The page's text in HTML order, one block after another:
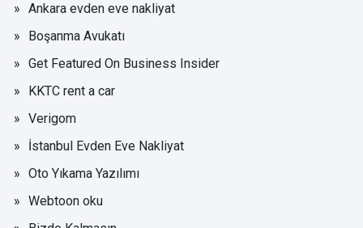
Ankara evden eve nakliyat
Boşanma Avukatı
Get Featured On Business Insider
KKTC rent a car
Verigom
İstanbul Evden Eve Nakliyat
Oto Yıkama Yazılımı
Webtoon oku